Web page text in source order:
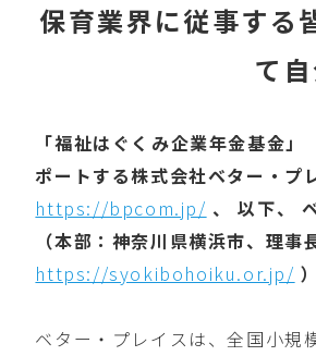
保育業界に従事する
て
「福祉はぐくみ企業年金基金
ポートする株式会社ベター・プ
https://bpcom.jp/ 、 以下、
（本部：神奈川県横浜市、理
https://syokibohoiku.or.jp/
ベター・プレイスは、全国小規